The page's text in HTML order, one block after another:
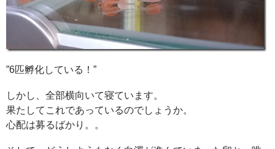
”6匹孵化している！”
しかし、全部横向いて寝ています。
果たしてこれであっているのでしょうか。
心配は募るばかり。。